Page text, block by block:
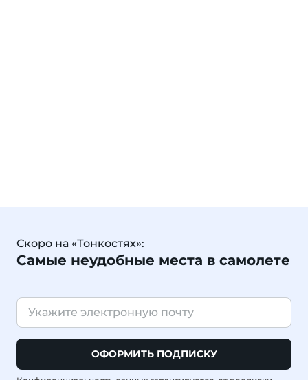
Скоро на «Тонкостях»:
Самые неудобные места в самолете
ОФОРМИТЬ ПОДПИСКУ